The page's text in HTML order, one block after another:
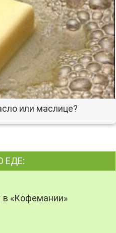
или маслице?
ЕДЕ:
«Кофемании»